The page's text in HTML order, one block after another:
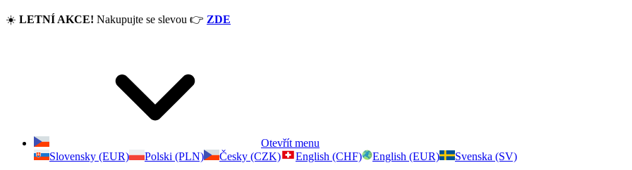
☀️ LETNÍ AKCE! Nakupujte se slevou 👉 ZDE
Otevřít menu
Slovensky (EUR)
Polski (PLN) Česky (CZK) English (CHF) English (EUR) Svenska (SV)